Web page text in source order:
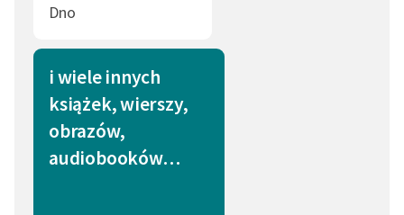
Dno
i wiele innych
książek, wierszy,
obrazów,
audiobooków…